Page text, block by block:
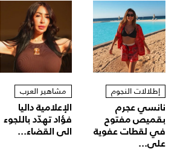
إطلالات النجوم
نانسي عجرم
بقميص مفتوح
في لقطات عفوية
على...
مشاهير العرب
الإعلامية داليا
فؤاد تهدّد باللجوء
الى القضاء...